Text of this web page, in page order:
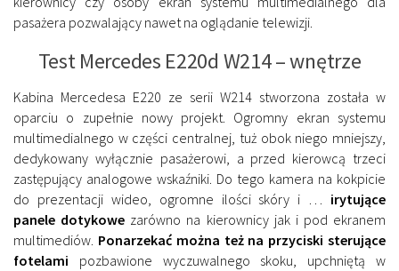
pasażera pozwalający nawet na oglądanie telewizji.
Test Mercedes E220d W214 – wnętrze
Kabina Mercedesa E220 ze serii W214 stworzona została w
oparciu o zupełnie nowy projekt. Ogromny ekran systemu
multimedialnego w części centralnej, tuż obok niego mniejszy,
dedykowany wyłącznie pasażerowi, a przed kierowcą trzeci
zastępujący analogowe wskaźniki. Do tego kamera na kokpicie
do prezentacji wideo, ogromne ilości skóry i … irytujące
panele dotykowe zarówno na kierownicy jak i pod ekranem
multimediów. Ponarzekać można też na przyciski sterujące
fotelami pozbawione wyczuwalnego skoku, upchniętą w